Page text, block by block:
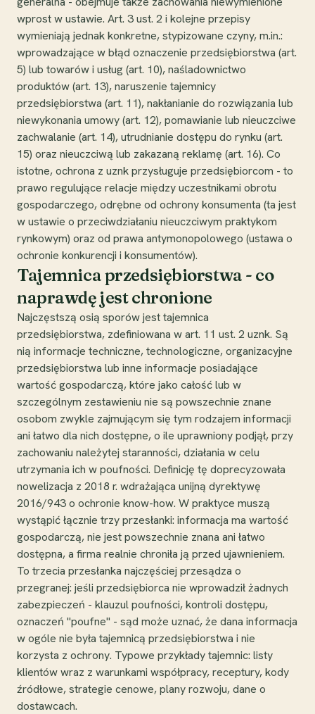
wprost w ustawie. Art. 3 ust. 2 i kolejne przepisy
wymieniają jednak konkretne, stypizowane czyny, m.in.:
wprowadzające w błąd oznaczenie przedsiębiorstwa (art.
5) lub towarów i usług (art. 10), naśladownictwo
produktów (art. 13), naruszenie tajemnicy
przedsiębiorstwa (art. 11), nakłanianie do rozwiązania lub
niewykonania umowy (art. 12), pomawianie lub nieuczciwe
zachwalanie (art. 14), utrudnianie dostępu do rynku (art.
15) oraz nieuczciwą lub zakazaną reklamę (art. 16). Co
istotne, ochrona z uznk przysługuje przedsiębiorcom - to
prawo regulujące relacje między uczestnikami obrotu
gospodarczego, odrębne od ochrony konsumenta (ta jest
w ustawie o przeciwdziałaniu nieuczciwym praktykom
rynkowym) oraz od prawa antymonopolowego (ustawa o
ochronie konkurencji i konsumentów).
Tajemnica przedsiębiorstwa - co
naprawdę jest chronione
Najczęstszą osią sporów jest tajemnica
przedsiębiorstwa, zdefiniowana w art. 11 ust. 2 uznk. Są
nią informacje techniczne, technologiczne, organizacyjne
przedsiębiorstwa lub inne informacje posiadające
wartość gospodarczą, które jako całość lub w
szczególnym zestawieniu nie są powszechnie znane
osobom zwykle zajmującym się tym rodzajem informacji
ani łatwo dla nich dostępne, o ile uprawniony podjął, przy
zachowaniu należytej staranności, działania w celu
utrzymania ich w poufności. Definicję tę doprecyzowała
nowelizacja z 2018 r. wdrażająca unijną dyrektywę
2016/943 o ochronie know-how. W praktyce muszą
wystąpić łącznie trzy przesłanki: informacja ma wartość
gospodarczą, nie jest powszechnie znana ani łatwo
dostępna, a firma realnie chroniła ją przed ujawnieniem.
To trzecia przesłanka najczęściej przesądza o
przegranej: jeśli przedsiębiorca nie wprowadził żadnych
zabezpieczeń - klauzul poufności, kontroli dostępu,
oznaczeń "poufne" - sąd może uznać, że dana informacja
w ogóle nie była tajemnicą przedsiębiorstwa i nie
korzysta z ochrony. Typowe przykłady tajemnic: listy
klientów wraz z warunkami współpracy, receptury, kody
źródłowe, strategie cenowe, plany rozwoju, dane o
dostawcach.